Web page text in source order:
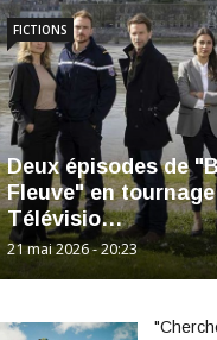
Deux épisodes de
Fleuve" en
Télévisio…
21 mai 2026 - 20:23
FICTIONS